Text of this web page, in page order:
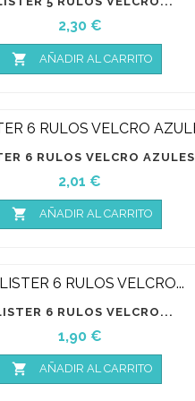
Precio
2,30 €
 AÑADIR AL CARRITO
6 RULOS VELCRO AZULES
Precio
2,01 €
 AÑADIR AL CARRITO
6 RULOS VELCRO...
Precio
1,90 €
 AÑADIR AL CARRITO